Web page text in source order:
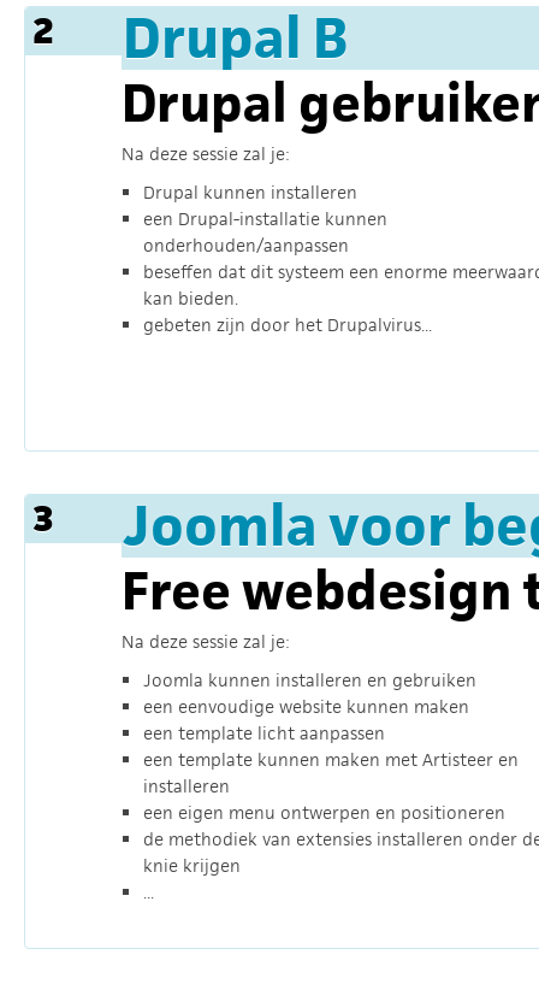
2 Drupal B
Drupal
Na deze sessie zal je:
Drupal kunnen installeren
een Drupal-installatie kunnen
onderhouden/aanpassen
beseffen dat dit systeem een enorme
kan bieden.
gebeten zijn door het Drupalvirus...
3 Joomla voor
Free webdesign
Na deze sessie zal je:
Joomla kunnen installeren en gebruiken
een eenvoudige website kunnen maken
een template licht aanpassen
een template kunnen maken met Artisteer en
installeren
een eigen menu ontwerpen en positioneren
de methodiek van extensies installeren onder
knie krijgen
...